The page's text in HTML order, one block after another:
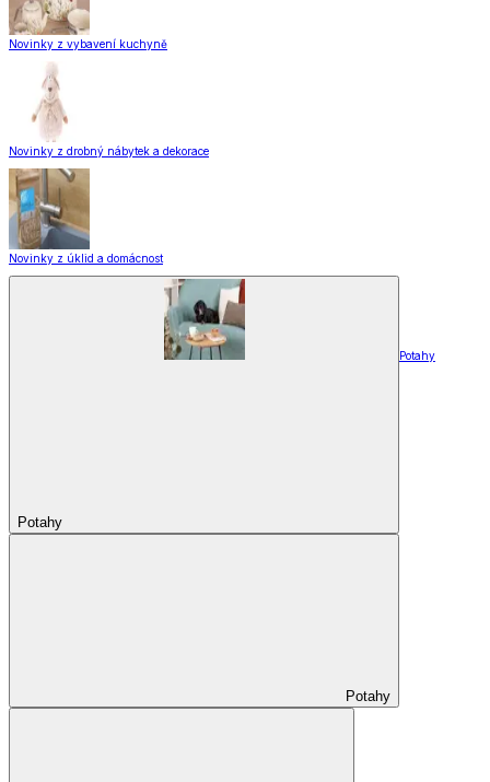
Novinky z vybavení kuchyně
Novinky z drobný nábytek a dekorace
Novinky z úklid a domácnost
Potahy
Potahy
Potahy